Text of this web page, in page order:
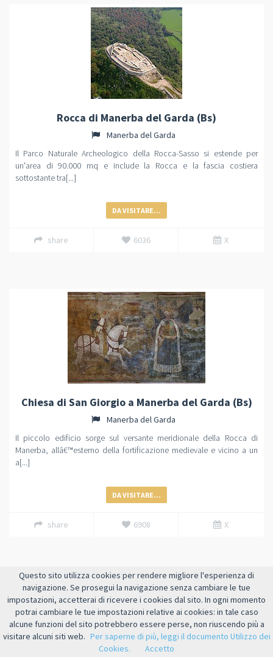
Rocca di Manerba del Garda (Bs)
Manerba del Garda
Il Parco Naturale Archeologico della Rocca-Sasso si estende per
un'area di 90.000 mq e include la Rocca e la fascia costiera
sottostante tra[...]
DA VISITARE...
share 6036 X
Chiesa di San Giorgio a Manerba del Garda (Bs)
Manerba del Garda
Il piccolo edificio sorge sul versante meridionale della Rocca di
Manerba, allâ€™esterno della fortificazione medievale e vicino a un
a[...]
DA VISITARE...
share 6908 X
Questo sito utilizza cookies per rendere migliore l'esperienza di
navigazione. Se prosegui la navigazione senza cambiare le tue
impostazioni, accetterai di ricevere i cookies dal sito. In ogni momento
potrai cambiare le tue impostazioni relative ai cookies: in tale caso
alcune funzioni del sito potrebbero essere perse, non riuscendo più a
visitare alcuni siti web. Per saperne di più, leggi il documento Utilizzo dei
Cookies.
Accetto